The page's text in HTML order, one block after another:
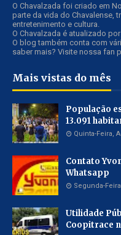
O Chavalzada foi criado em
parte da vida do Chavalense,
entretenimento e cultura.
O Chavalzada é atualizado
O blog também conta com
saber mais? Visite nossa fan
Mais vistas do mês
População
13.091
Quinta-Feira,
Contato
Whatsapp
Segunda-
Utilidade
Coopitrace